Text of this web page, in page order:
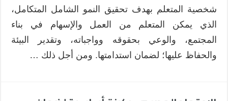
شخصية المتعلم بهدف تحقيق النمو الشامل المتكامل،
الذي يمكن المتعلم من العمل والإسهام في بناء
المجتمع، والوعي بحقوقه وواجباته، وتقدير البيئة
والحفاظ عليها؛ لضمان استدامتها. ومن أجل ذلك …